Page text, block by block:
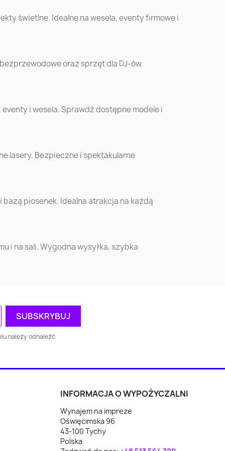
Chorzów
Krosno
Bełchatów Biała Podlaska
Sochaczew
Brodnica
Wejherowo
Żagań Wodzisław Śląski
Bartoszyce
świetlne. Idealne na wesela, eventy firmowe i
oraz sprzęt dla DJ-ów.
i wesela. Sprawdź dostępne modele i
lasery. Bezpieczne i spektakularne
piosenek. Idealna atrakcja na każdą
i na sali. Wygodna wysyłka, szybka
należy odnaleźć
INFORMACJA O WYPOŻYCZALNI
Wynajem na impreze
Oświęcimska 96
43-100 Tychy
Polska